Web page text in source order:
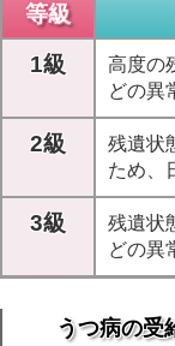
等級
1級
高度の
どの異
2級
残遺状
ため、
3級
残遺状
どの異
うつ病の受